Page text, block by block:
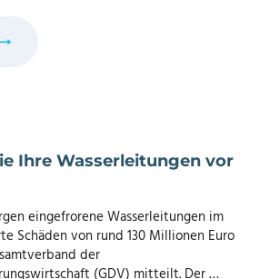
Ihre Wasserleitungen vor
eingefrorene Wasserleitungen im
Schäden von rund 130 Millionen Euro
der
(GDV) mitteilt. Der …